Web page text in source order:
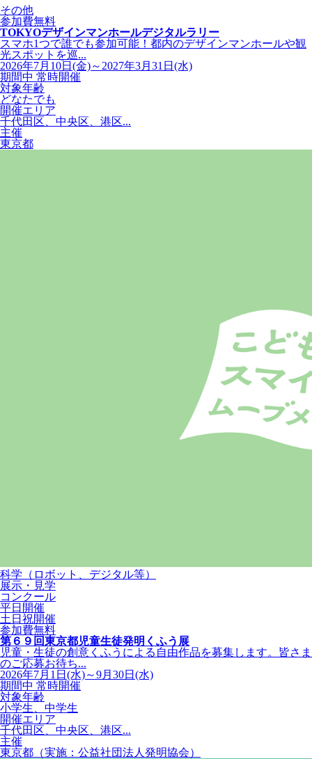
その他
参加費無料
TOKYOデザインマンホールデジタルラリー
スマホ1つで誰でも参加可能！都内のデザインマンホールや観
光スポットを巡...
2026年7月10日(金)～2027年3月31日(水)
期間中 常時開催
対象年齢
どなたでも
開催エリア
千代田区、中央区、港区...
主催
東京都
科学（ロボット、デジタル等）
展示・見学
コンクール
平日開催
土日祝開催
参加費無料
第６９回東京都児童生徒発明くふう展
児童・生徒の創意くふうによる自由作品を募集します。皆さま
のご応募お待ち...
2026年7月1日(水)～9月30日(水)
期間中 常時開催
対象年齢
小学生、中学生
開催エリア
千代田区、中央区、港区...
主催
東京都（実施：公益社団法人発明協会）